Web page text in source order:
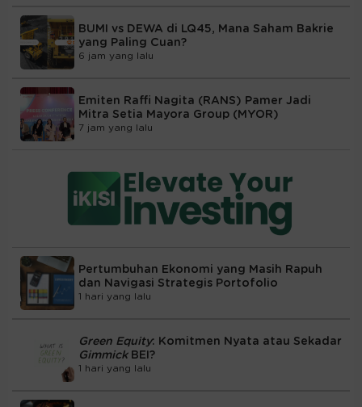
BUMI vs DEWA di LQ45, Mana Saham Bakrie
yang Paling Cuan?
6 jam yang lalu
Emiten Raffi Nagita (RANS) Pamer Jadi
Mitra Setia Mayora Group (MYOR)
7 jam yang lalu
Pertumbuhan Ekonomi yang Masih Rapuh
dan Navigasi Strategis Portofolio
1 hari yang lalu
Green Equity: Komitmen Nyata atau Sekadar
Gimmick BEI?
1 hari yang lalu